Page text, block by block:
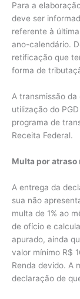
Para a
deve ser
referente à
ano-calendário.
retificação que
forma de
A transmissão
utilização do
programa de
Receita Federal.
Multa por atraso
A entrega da
sua não
multa de 1% ao
de ofício e
apurado, ainda
valor mínimo R$
Renda devido. A
declaração de